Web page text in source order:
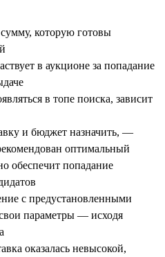
сумму, которую готовы
в аукционе за попадание
в топе поиска, зависит
и бюджет назначить, —
оптимальный
обеспечит попадание
с предустановленными
параметры — исходя
оказалась невысокой,